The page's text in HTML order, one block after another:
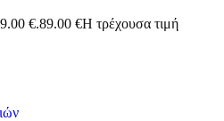
€.89.00 €Η τρέχουσα τιμή